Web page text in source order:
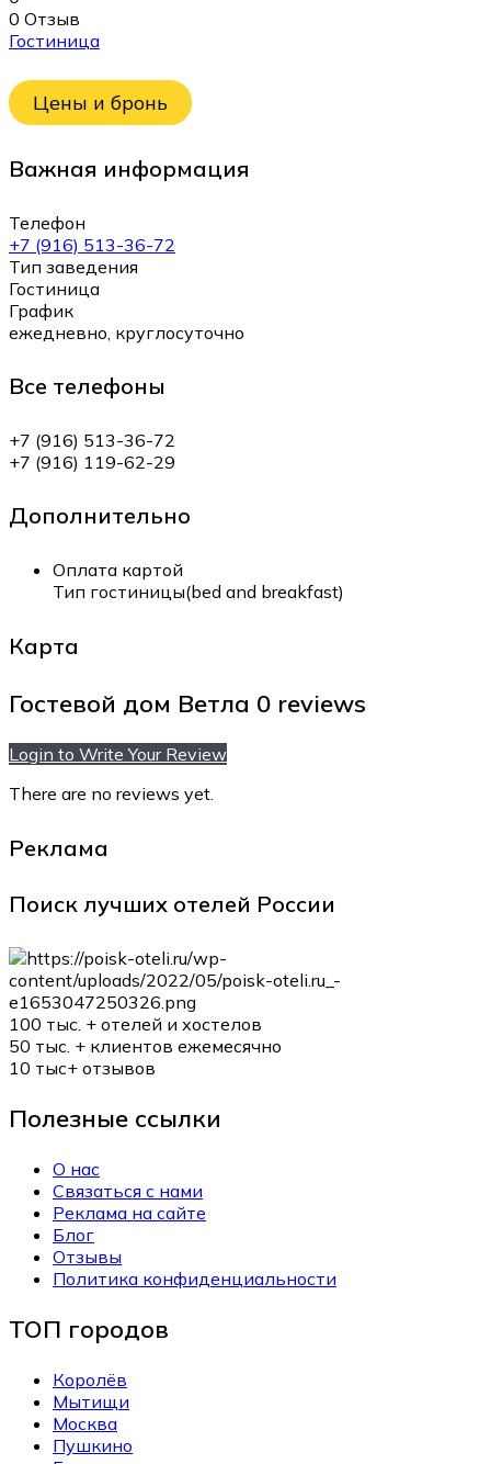
0 Отзыв
Гостиница
Цены и бронь
Важная информация
Телефон
+7 (916) 513-36-72
Тип заведения
Гостиница
График
ежедневно, круглосуточно
Все телефоны
+7 (916) 513-36-72
+7 (916) 119-62-29
Дополнительно
Оплата картой
Тип гостиницы(bed and breakfast)
Карта
Гостевой дом Ветла 0 reviews
Login to Write Your Review
There are no reviews yet.
Реклама
Поиск лучших отелей России
100 тыс. + отелей и хостелов
50 тыс. + клиентов ежемесячно
10 тыс+ отзывов
Полезные ссылки
О нас
Связаться с нами
Реклама на сайте
Блог
Отзывы
Политика конфиденциальности
ТОП городов
Королёв
Мытищи
Москва
Пушкино